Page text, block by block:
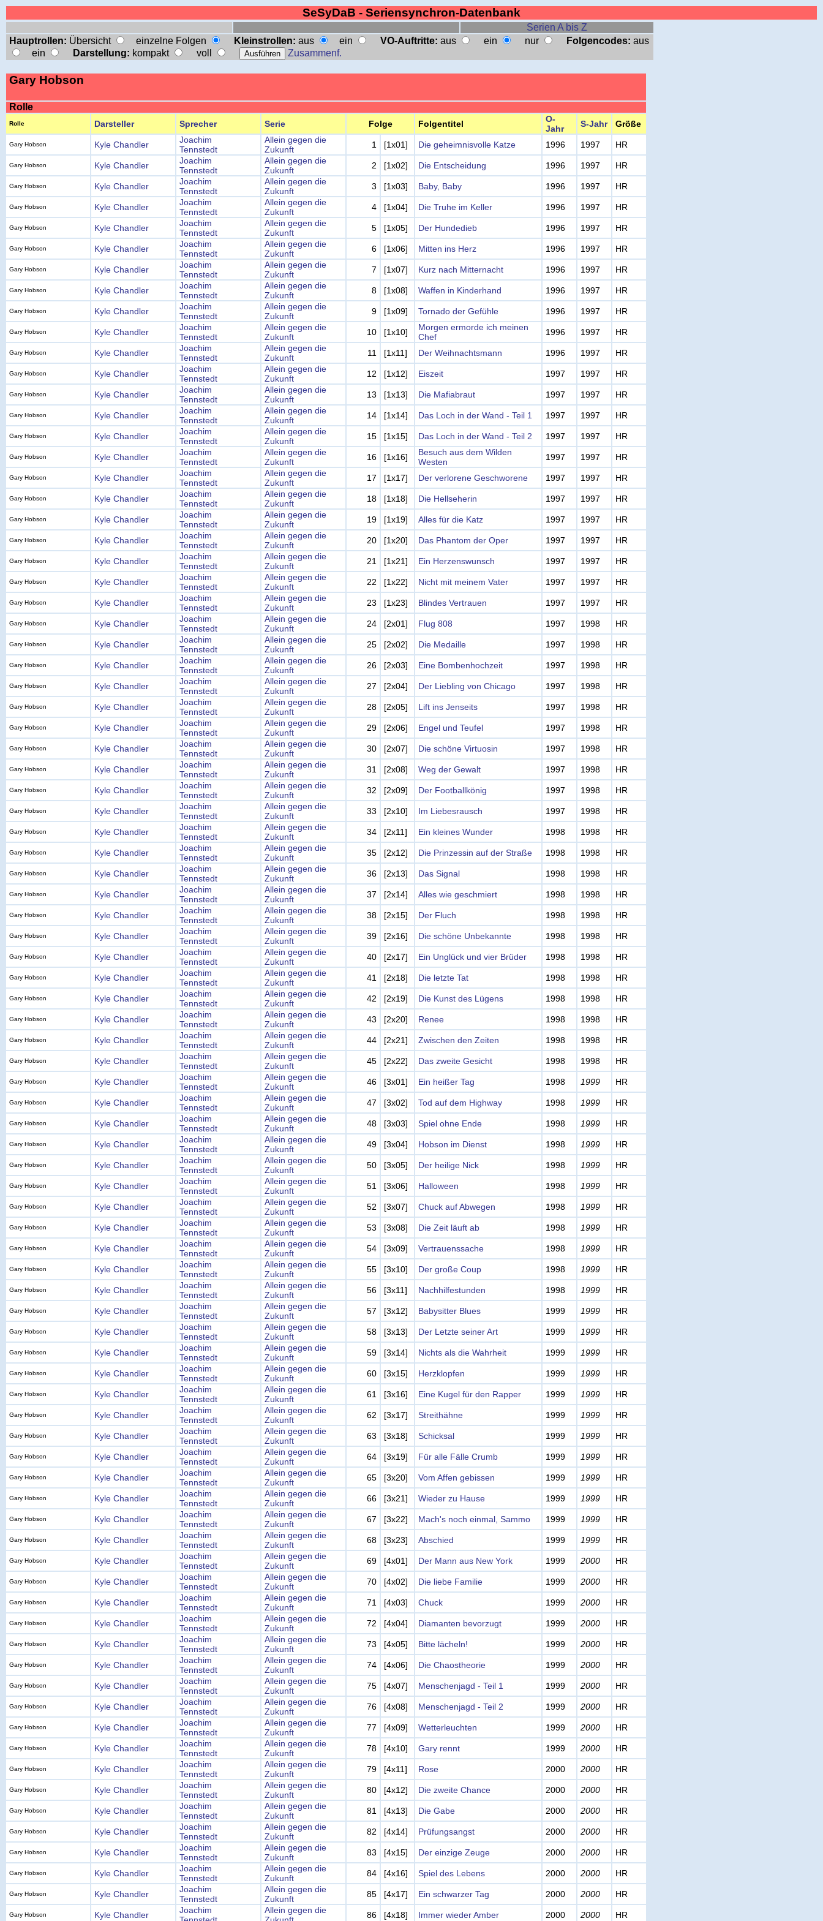
SeSyDaB - Seriensynchron-Datenbank
Serien A bis Z
Hauptrollen: Übersicht einzelne Folgen Kleinstrollen: aus ein VO-Auftritte: aus ein nur Folgencodes: aus
ein
Darstellung: kompakt voll Zusammenf.
Gary Hobson
Rolle
Rolle Darsteller Sprecher Serie Folge Folgentitel
O-
Jahr
S-Jahr Größe
Gary Hobson Kyle Chandler
Joachim
Tennstedt
Allein gegen die
Zukunft
1 [1x01] Die geheimnisvolle Katze 1996 1997 HR
Gary Hobson Kyle Chandler
Joachim
Tennstedt
Allein gegen die
Zukunft
2 [1x02] Die Entscheidung 1996 1997 HR
Gary Hobson Kyle Chandler
Joachim
Tennstedt
Allein gegen die
Zukunft
3 [1x03] Baby, Baby 1996 1997 HR
Gary Hobson Kyle Chandler
Joachim
Tennstedt
Allein gegen die
Zukunft
4 [1x04] Die Truhe im Keller 1996 1997 HR
Gary Hobson Kyle Chandler
Joachim
Tennstedt
Allein gegen die
Zukunft
5 [1x05] Der Hundedieb 1996 1997 HR
Gary Hobson Kyle Chandler
Joachim
Tennstedt
Allein gegen die
Zukunft
6 [1x06] Mitten ins Herz 1996 1997 HR
Gary Hobson Kyle Chandler
Joachim
Tennstedt
Allein gegen die
Zukunft
7 [1x07] Kurz nach Mitternacht 1996 1997 HR
Gary Hobson Kyle Chandler
Joachim
Tennstedt
Allein gegen die
Zukunft
8 [1x08] Waffen in Kinderhand 1996 1997 HR
Gary Hobson Kyle Chandler
Joachim
Tennstedt
Allein gegen die
Zukunft
9 [1x09] Tornado der Gefühle 1996 1997 HR
Gary Hobson Kyle Chandler
Joachim
Tennstedt
Allein gegen die
Zukunft
10 [1x10]
Morgen ermorde ich meinen
Chef
1996 1997 HR
Gary Hobson Kyle Chandler
Joachim
Tennstedt
Allein gegen die
Zukunft
11 [1x11] Der Weihnachtsmann 1996 1997 HR
Gary Hobson Kyle Chandler
Joachim
Tennstedt
Allein gegen die
Zukunft
12 [1x12] Eiszeit 1997 1997 HR
Gary Hobson Kyle Chandler
Joachim
Tennstedt
Allein gegen die
Zukunft
13 [1x13] Die Mafiabraut 1997 1997 HR
Gary Hobson Kyle Chandler
Joachim
Tennstedt
Allein gegen die
Zukunft
14 [1x14] Das Loch in der Wand - Teil 1 1997 1997 HR
Gary Hobson Kyle Chandler
Joachim
Tennstedt
Allein gegen die
Zukunft
15 [1x15] Das Loch in der Wand - Teil 2 1997 1997 HR
Gary Hobson Kyle Chandler
Joachim
Tennstedt
Allein gegen die
Zukunft
16 [1x16]
Besuch aus dem Wilden
Westen
1997 1997 HR
Gary Hobson Kyle Chandler
Joachim
Tennstedt
Allein gegen die
Zukunft
17 [1x17] Der verlorene Geschworene 1997 1997 HR
Gary Hobson Kyle Chandler
Joachim
Tennstedt
Allein gegen die
Zukunft
18 [1x18] Die Hellseherin 1997 1997 HR
Gary Hobson Kyle Chandler
Joachim
Tennstedt
Allein gegen die
Zukunft
19 [1x19] Alles für die Katz 1997 1997 HR
Gary Hobson Kyle Chandler
Joachim
Tennstedt
Allein gegen die
Zukunft
20 [1x20] Das Phantom der Oper 1997 1997 HR
Gary Hobson Kyle Chandler
Joachim
Tennstedt
Allein gegen die
Zukunft
21 [1x21] Ein Herzenswunsch 1997 1997 HR
Gary Hobson Kyle Chandler
Joachim
Tennstedt
Allein gegen die
Zukunft
22 [1x22] Nicht mit meinem Vater 1997 1997 HR
Gary Hobson Kyle Chandler
Joachim
Tennstedt
Allein gegen die
Zukunft
23 [1x23] Blindes Vertrauen 1997 1997 HR
Gary Hobson Kyle Chandler
Joachim
Tennstedt
Allein gegen die
Zukunft
24 [2x01] Flug 808 1997 1998 HR
Gary Hobson Kyle Chandler
Joachim
Tennstedt
Allein gegen die
Zukunft
25 [2x02] Die Medaille 1997 1998 HR
Gary Hobson Kyle Chandler
Joachim
Tennstedt
Allein gegen die
Zukunft
26 [2x03] Eine Bombenhochzeit 1997 1998 HR
Gary Hobson Kyle Chandler
Joachim
Tennstedt
Allein gegen die
Zukunft
27 [2x04] Der Liebling von Chicago 1997 1998 HR
Gary Hobson Kyle Chandler
Joachim
Tennstedt
Allein gegen die
Zukunft
28 [2x05] Lift ins Jenseits 1997 1998 HR
Gary Hobson Kyle Chandler
Joachim
Tennstedt
Allein gegen die
Zukunft
29 [2x06] Engel und Teufel 1997 1998 HR
Gary Hobson Kyle Chandler
Joachim
Tennstedt
Allein gegen die
Zukunft
30 [2x07] Die schöne Virtuosin 1997 1998 HR
Gary Hobson Kyle Chandler
Joachim
Tennstedt
Allein gegen die
Zukunft
31 [2x08] Weg der Gewalt 1997 1998 HR
Gary Hobson Kyle Chandler
Joachim
Tennstedt
Allein gegen die
Zukunft
32 [2x09] Der Footballkönig 1997 1998 HR
Gary Hobson Kyle Chandler
Joachim
Tennstedt
Allein gegen die
Zukunft
33 [2x10] Im Liebesrausch 1997 1998 HR
Gary Hobson Kyle Chandler
Joachim
Tennstedt
Allein gegen die
Zukunft
34 [2x11] Ein kleines Wunder 1998 1998 HR
Gary Hobson Kyle Chandler
Joachim
Tennstedt
Allein gegen die
Zukunft
35 [2x12] Die Prinzessin auf der Straße 1998 1998 HR
Gary Hobson Kyle Chandler
Joachim
Tennstedt
Allein gegen die
Zukunft
36 [2x13] Das Signal 1998 1998 HR
Gary Hobson Kyle Chandler
Joachim
Tennstedt
Allein gegen die
Zukunft
37 [2x14] Alles wie geschmiert 1998 1998 HR
Gary Hobson Kyle Chandler
Joachim
Tennstedt
Allein gegen die
Zukunft
38 [2x15] Der Fluch 1998 1998 HR
Gary Hobson Kyle Chandler
Joachim
Tennstedt
Allein gegen die
Zukunft
39 [2x16] Die schöne Unbekannte 1998 1998 HR
Gary Hobson Kyle Chandler
Joachim
Tennstedt
Allein gegen die
Zukunft
40 [2x17] Ein Unglück und vier Brüder 1998 1998 HR
Gary Hobson Kyle Chandler
Joachim
Tennstedt
Allein gegen die
Zukunft
41 [2x18] Die letzte Tat 1998 1998 HR
Gary Hobson Kyle Chandler
Joachim
Tennstedt
Allein gegen die
Zukunft
42 [2x19] Die Kunst des Lügens 1998 1998 HR
Gary Hobson Kyle Chandler
Joachim
Tennstedt
Allein gegen die
Zukunft
43 [2x20] Renee 1998 1998 HR
Gary Hobson Kyle Chandler
Joachim
Tennstedt
Allein gegen die
Zukunft
44 [2x21] Zwischen den Zeiten 1998 1998 HR
Gary Hobson Kyle Chandler
Joachim
Tennstedt
Allein gegen die
Zukunft
45 [2x22] Das zweite Gesicht 1998 1998 HR
Gary Hobson Kyle Chandler
Joachim
Tennstedt
Allein gegen die
Zukunft
46 [3x01] Ein heißer Tag 1998 1999 HR
Gary Hobson Kyle Chandler
Joachim
Tennstedt
Allein gegen die
Zukunft
47 [3x02] Tod auf dem Highway 1998 1999 HR
Gary Hobson Kyle Chandler
Joachim
Tennstedt
Allein gegen die
Zukunft
48 [3x03] Spiel ohne Ende 1998 1999 HR
Gary Hobson Kyle Chandler
Joachim
Tennstedt
Allein gegen die
Zukunft
49 [3x04] Hobson im Dienst 1998 1999 HR
Gary Hobson Kyle Chandler
Joachim
Tennstedt
Allein gegen die
Zukunft
50 [3x05] Der heilige Nick 1998 1999 HR
Gary Hobson Kyle Chandler
Joachim
Tennstedt
Allein gegen die
Zukunft
51 [3x06] Halloween 1998 1999 HR
Gary Hobson Kyle Chandler
Joachim
Tennstedt
Allein gegen die
Zukunft
52 [3x07] Chuck auf Abwegen 1998 1999 HR
Gary Hobson Kyle Chandler
Joachim
Tennstedt
Allein gegen die
Zukunft
53 [3x08] Die Zeit läuft ab 1998 1999 HR
Gary Hobson Kyle Chandler
Joachim
Tennstedt
Allein gegen die
Zukunft
54 [3x09] Vertrauenssache 1998 1999 HR
Gary Hobson Kyle Chandler
Joachim
Tennstedt
Allein gegen die
Zukunft
55 [3x10] Der große Coup 1998 1999 HR
Gary Hobson Kyle Chandler
Joachim
Tennstedt
Allein gegen die
Zukunft
56 [3x11] Nachhilfestunden 1998 1999 HR
Gary Hobson Kyle Chandler
Joachim
Tennstedt
Allein gegen die
Zukunft
57 [3x12] Babysitter Blues 1999 1999 HR
Gary Hobson Kyle Chandler
Joachim
Tennstedt
Allein gegen die
Zukunft
58 [3x13] Der Letzte seiner Art 1999 1999 HR
Gary Hobson Kyle Chandler
Joachim
Tennstedt
Allein gegen die
Zukunft
59 [3x14] Nichts als die Wahrheit 1999 1999 HR
Gary Hobson Kyle Chandler
Joachim
Tennstedt
Allein gegen die
Zukunft
60 [3x15] Herzklopfen 1999 1999 HR
Gary Hobson Kyle Chandler
Joachim
Tennstedt
Allein gegen die
Zukunft
61 [3x16] Eine Kugel für den Rapper 1999 1999 HR
Gary Hobson Kyle Chandler
Joachim
Tennstedt
Allein gegen die
Zukunft
62 [3x17] Streithähne 1999 1999 HR
Gary Hobson Kyle Chandler
Joachim
Tennstedt
Allein gegen die
Zukunft
63 [3x18] Schicksal 1999 1999 HR
Gary Hobson Kyle Chandler
Joachim
Tennstedt
Allein gegen die
Zukunft
64 [3x19] Für alle Fälle Crumb 1999 1999 HR
Gary Hobson Kyle Chandler
Joachim
Tennstedt
Allein gegen die
Zukunft
65 [3x20] Vom Affen gebissen 1999 1999 HR
Gary Hobson Kyle Chandler
Joachim
Tennstedt
Allein gegen die
Zukunft
66 [3x21] Wieder zu Hause 1999 1999 HR
Gary Hobson Kyle Chandler
Joachim
Tennstedt
Allein gegen die
Zukunft
67 [3x22] Mach's noch einmal, Sammo 1999 1999 HR
Gary Hobson Kyle Chandler
Joachim
Tennstedt
Allein gegen die
Zukunft
68 [3x23] Abschied 1999 1999 HR
Gary Hobson Kyle Chandler
Joachim
Tennstedt
Allein gegen die
Zukunft
69 [4x01] Der Mann aus New York 1999 2000 HR
Gary Hobson Kyle Chandler
Joachim
Tennstedt
Allein gegen die
Zukunft
70 [4x02] Die liebe Familie 1999 2000 HR
Gary Hobson Kyle Chandler
Joachim
Tennstedt
Allein gegen die
Zukunft
71 [4x03] Chuck 1999 2000 HR
Gary Hobson Kyle Chandler
Joachim
Tennstedt
Allein gegen die
Zukunft
72 [4x04] Diamanten bevorzugt 1999 2000 HR
Gary Hobson Kyle Chandler
Joachim
Tennstedt
Allein gegen die
Zukunft
73 [4x05] Bitte lächeln! 1999 2000 HR
Gary Hobson Kyle Chandler
Joachim
Tennstedt
Allein gegen die
Zukunft
74 [4x06] Die Chaostheorie 1999 2000 HR
Gary Hobson Kyle Chandler
Joachim
Tennstedt
Allein gegen die
Zukunft
75 [4x07] Menschenjagd - Teil 1 1999 2000 HR
Gary Hobson Kyle Chandler
Joachim
Tennstedt
Allein gegen die
Zukunft
76 [4x08] Menschenjagd - Teil 2 1999 2000 HR
Gary Hobson Kyle Chandler
Joachim
Tennstedt
Allein gegen die
Zukunft
77 [4x09] Wetterleuchten 1999 2000 HR
Gary Hobson Kyle Chandler
Joachim
Tennstedt
Allein gegen die
Zukunft
78 [4x10] Gary rennt 1999 2000 HR
Gary Hobson Kyle Chandler
Joachim
Tennstedt
Allein gegen die
Zukunft
79 [4x11] Rose 2000 2000 HR
Gary Hobson Kyle Chandler
Joachim
Tennstedt
Allein gegen die
Zukunft
80 [4x12] Die zweite Chance 2000 2000 HR
Gary Hobson Kyle Chandler
Joachim
Tennstedt
Allein gegen die
Zukunft
81 [4x13] Die Gabe 2000 2000 HR
Gary Hobson Kyle Chandler
Joachim
Tennstedt
Allein gegen die
Zukunft
82 [4x14] Prüfungsangst 2000 2000 HR
Gary Hobson Kyle Chandler
Joachim
Tennstedt
Allein gegen die
Zukunft
83 [4x15] Der einzige Zeuge 2000 2000 HR
Gary Hobson Kyle Chandler
Joachim
Tennstedt
Allein gegen die
Zukunft
84 [4x16] Spiel des Lebens 2000 2000 HR
Gary Hobson Kyle Chandler
Joachim
Tennstedt
Allein gegen die
Zukunft
85 [4x17] Ein schwarzer Tag 2000 2000 HR
Gary Hobson Kyle Chandler
Joachim
Allein gegen die
86 [4x18] Immer wieder Amber 2000 2000 HR